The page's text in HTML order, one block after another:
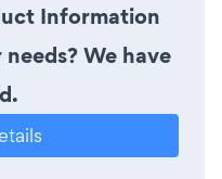
Information
We have